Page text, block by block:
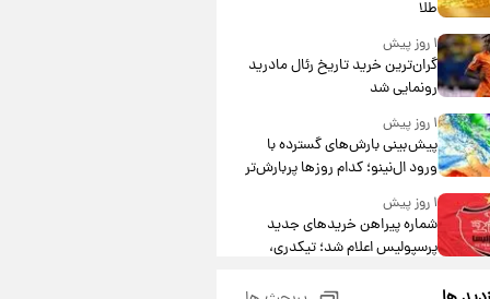
طلا
۱ روز پیش
گران‌ترین خرید تاریخ رئال مادرید
رونمایی شد
۱ روز پیش
پیش‌بینی بارش‌های گسترده با
ورود ال‌نینو؛ کدام روزها پربارش‌تر
خواهند بود؟
۱ روز پیش
شماره پیراهن خریدهای جدید
پرسپولیس اعلام شد؛ تیکدری،